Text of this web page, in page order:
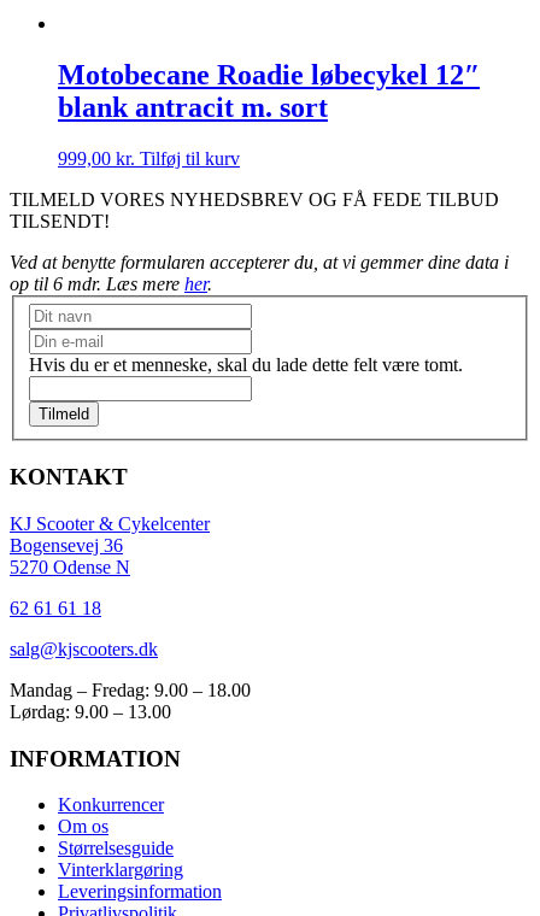
Motobecane Roadie løbecykel 12″
blank antracit m. sort
999,00 kr. Tilføj til kurv
TILMELD VORES NYHEDSBREV OG FÅ FEDE TILBUD
TILSENDT!
Ved at benytte formularen accepterer du, at vi gemmer dine data i
op til 6 mdr. Læs mere her.
Nyhedsbrev
Hvis du er et menneske, skal du lade dette felt være tomt.
Tilmeld
KONTAKT
KJ Scooter & Cykelcenter
Bogensevej 36
5270 Odense N
62 61 61 18
salg@kjscooters.dk
Mandag – Fredag: 9.00 – 18.00
Lørdag: 9.00 – 13.00
INFORMATION
Konkurrencer
Om os
Størrelsesguide
Vinterklargøring
Leveringsinformation